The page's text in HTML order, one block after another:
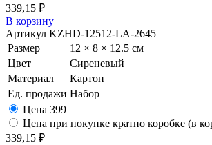
339,15 ₽
В корзину
Артикул KZHD-12512-LA-2645
Размер
12 × 8 × 12.5 см
Цвет
Сиреневый
Материал
Картон
Ед. продажи Набор
Цена 399
Цена при покупке кратно коробке (в
339,15 ₽